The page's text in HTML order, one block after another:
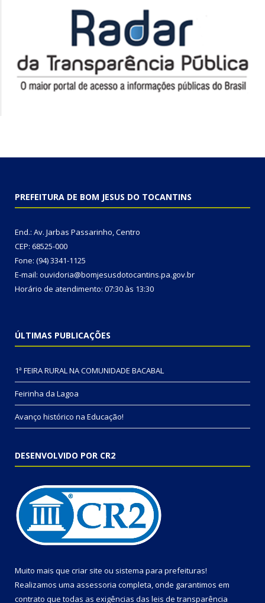
PREFEITURA DE BOM JESUS DO TOCANTINS
End.: Av. Jarbas Passarinho, Centro
CEP: 68525-000
Fone: (94) 3341-1125
E-mail: ouvidoria@bomjesusdotocantins.pa.gov.br
Horário de atendimento: 07:30 às 13:30
ÚLTIMAS PUBLICAÇÕES
1ª FEIRA RURAL NA COMUNIDADE BACABAL
Feirinha da Lagoa
Avanço histórico na Educação!
DESENVOLVIDO POR CR2
Muito mais que criar site ou sistema para prefeituras!
Realizamos uma assessoria completa, onde garantimos em
contrato que todas as exigências das leis de transparência